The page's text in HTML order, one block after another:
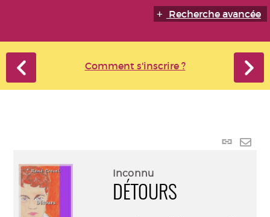
Recherche avancée
Comment s'inscrire ?
Lien
Inconnu
DÉTOURS